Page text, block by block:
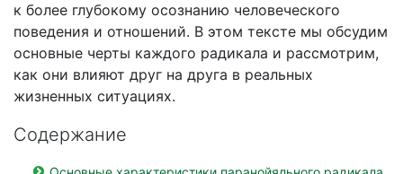
к более глубокому осознанию человеческого
поведения и отношений. В этом тексте мы обсудим
основные черты каждого радикала и рассмотрим,
как они влияют друг на друга в реальных
жизненных ситуациях.
Содержание